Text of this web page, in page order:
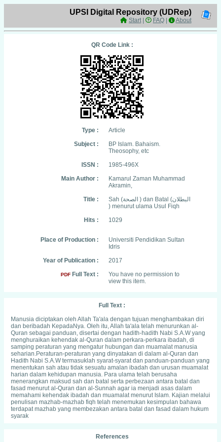
UPSI Digital Repository (UDRep)
Start| FAQ About
QR Code Link :
Type :
Article
Subject :
BP Islam. Bahaism.
Theosophy, etc
ISSN :
1985-496X
Main Author :
Kamarul Zaman Muhammad
Akramin,
Title :
Sah (الصحة ) dan Batal (البطلان
) menurut ulama Usul Fiqh
Hits :
1029
Place of Production :
Universiti Pendidikan Sultan
Idris
Year of Publication :
2017
PDF Full Text :
You have no permission to
view this item.
Full Text :
Manusia diciptakan oleh Allah Ta'ala dengan tujuan menghambakan diri
dan beribadah KepadaNya. Oleh itu, Allah ta'ala telah menurunkan al-
Quran sebagai panduan, disertai dengan hadith-hadith Nabi S.A.W yang
menghuraikan kehendak al-Quran dalam perkara-perkara ibadah, di
samping peraturan yang mengatur hubungan dan muamalat manusia
seharian.Peraturan-peraturan yang dinyatakan di dalam al-Quran dan
Hadith Nabi S.A.W termasuklah syarat-syarat dan panduan-panduan yang
menentukan sah atau tidak sesuatu amalan ibadah dan urusan muamalat
harian dalam kehidupan manusia. Para ulama telah berusaha
menerangkan maksud sah dan batal serta perbezaan antara batal dan
fasad menurut al-Quran dan al-Sunnah agar ia menjadi asas dalam
memahami kehendak ibadah dan muamalat menurut Islam. Kajian melalui
penulisan mazhab-mazhab fiqh telah menemukan kesimpulan bahawa
terdapat mazhab yang membezakan antara batal dan fasad dalam hukum
syarak
References